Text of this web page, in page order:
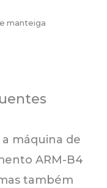
manteiga
máquina de
ARM-B4
também